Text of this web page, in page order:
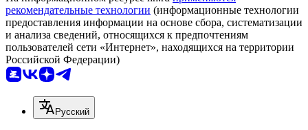
рекомендательные технологии (информационные технологии
предоставления информации на основе сбора, систематизации
и анализа сведений, относящихся к предпочтениям
пользователей сети «Интернет», находящихся на территории
Российской Федерации)
Русский